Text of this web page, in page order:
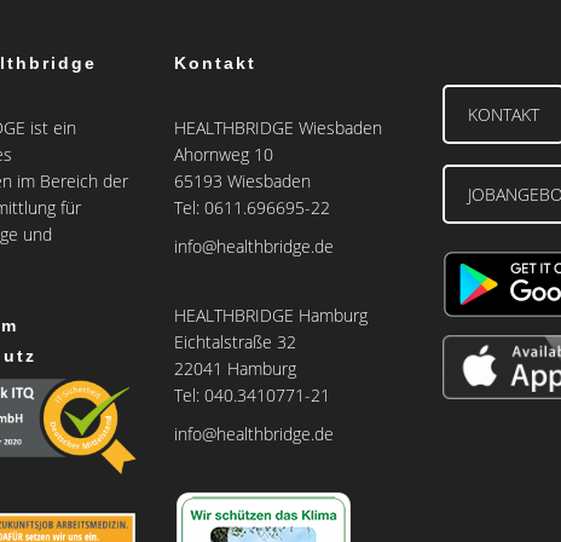
ist ein
im Bereich der
für
und
Kontakt
HEALTHBRIDGE Wiesbaden
Ahornweg 10
65193 Wiesbaden
Tel: 0611.696695-22
info@healthbridge.de
HEALTHBRIDGE Hamburg
Eichtalstraße 32
22041 Hamburg
Tel: 040.3410771-21
info@healthbridge.de
KONTAKT